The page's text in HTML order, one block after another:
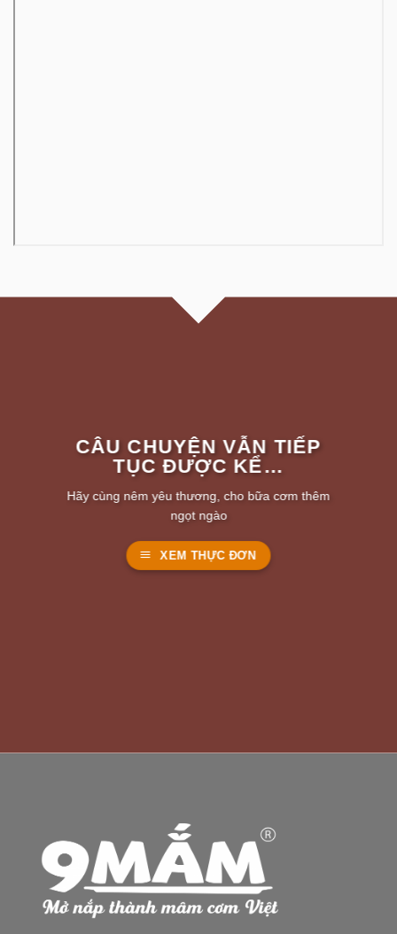
CÂU CHUYỆN VẪN TIẾP
TỤC ĐƯỢC KỂ…
Hãy cùng nêm yêu thương, cho bữa cơm thêm
ngọt ngào
XEM THỰC ĐƠN